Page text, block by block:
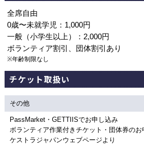
全席自由
0歳〜未就学児：1,000円
一般（小学生以上）：2,000円
ボランティア割引、団体割引あり
※年齢制限なし
チケット取扱い
その他
PassMarket・GETTIISでお申し込み
ボランティア作業付きチケット・団体券の
ケストラジャパンウェブページより